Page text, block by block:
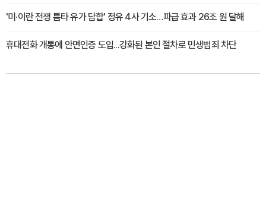
'미·이란 전쟁 틈타 유가 담합' 정유 4사 기소…파급 효과 26조 원 달해
휴대전화 개통에 안면인증 도입...강화된 본인 절차로 민생범죄 차단